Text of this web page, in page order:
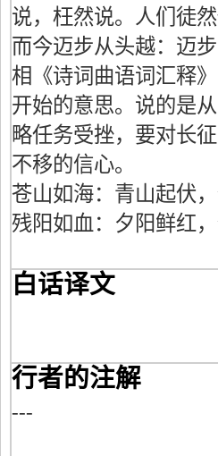
说，枉然说。人们徒
而今迈步从头越：迈
相《诗词曲语词汇释
开始的意思。说的是
略任务受挫，要对长
不移的信心。
苍山如海：青山起伏，
残阳如血：夕阳鲜红，
白话译文
行者的注解
---